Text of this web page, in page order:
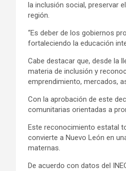
la inclusión social, preservar
región.
“Es deber de los gobiernos
fortaleciendo la educación
Cabe destacar que, desde la
materia de inclusión y
emprendimiento, mercados,
Con la aprobación de este
comunitarias orientadas a
Este reconocimiento estatal
convierte a Nuevo León en
maternas.
De acuerdo con datos del